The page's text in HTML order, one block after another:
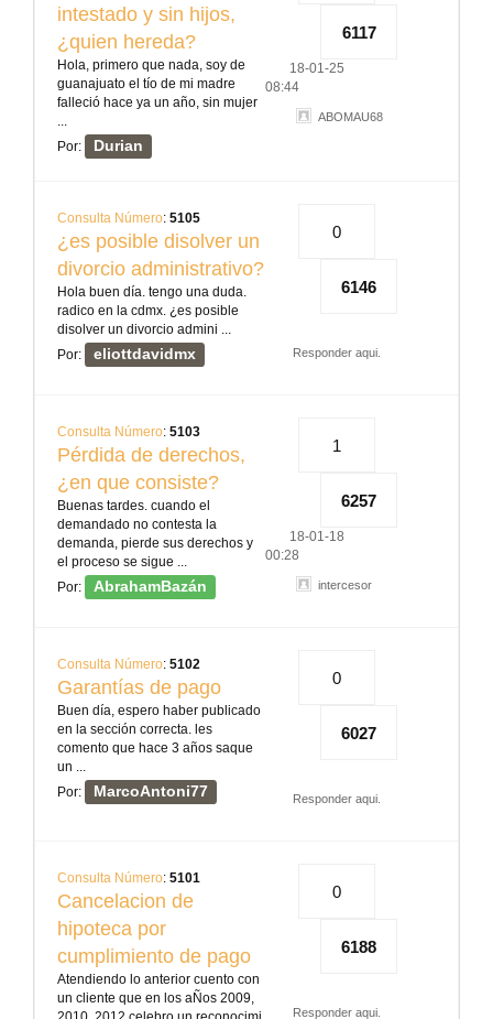
intestado y sin hijos,
¿quien hereda?
Hola, primero que nada, soy de
guanajuato el tío de mi madre
falleció hace ya un año, sin mujer
...
Por:
Durian
6117
18-01-25
08:44
ABOMAU68
Consulta Número: 5105
¿es posible disolver un
divorcio administrativo?
Hola buen día. tengo una duda.
radico en la cdmx. ¿es posible
disolver un divorcio admini ...
Por:
eliottdavidmx
0
6146
Responder aqui.
Consulta Número: 5103
Pérdida de derechos,
¿en que consiste?
Buenas tardes. cuando el
demandado no contesta la
demanda, pierde sus derechos y
el proceso se sigue ...
Por:
AbrahamBazán
1
6257
18-01-18
00:28
intercesor
Consulta Número: 5102
Garantías de pago
Buen día, espero haber publicado
en la sección correcta. les
comento que hace 3 años saque
un ...
Por:
MarcoAntoni77
0
6027
Responder aqui.
Consulta Número: 5101
Cancelacion de
hipoteca por
cumplimiento de pago
Atendiendo lo anterior cuento con
un cliente que en los aÑos 2009,
0
6188
Responder aqui.